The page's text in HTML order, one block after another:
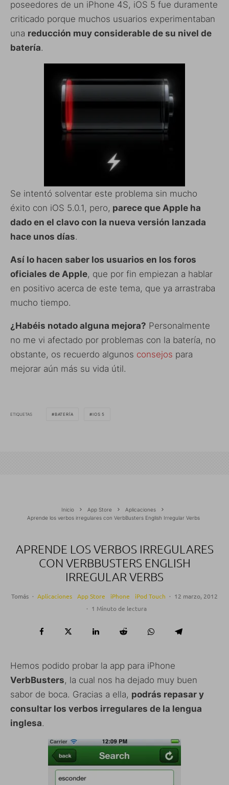
poseedores de un iPhone 4S, iOS 5 fue duramente
criticado porque muchos usuarios experimentaban
una reducción muy considerable de su nivel de
batería.
Se intentó solventar este problema sin mucho
éxito con iOS 5.0.1, pero, parece que Apple ha
dado en el clavo con la nueva versión lanzada
hace unos días.
Así lo hacen saber los usuarios en los foros
oficiales de Apple, que por fin empiezan a hablar
en positivo acerca de este tema, que ya arrastraba
mucho tiempo.
¿Habéis notado alguna mejora? Personalmente
no me vi afectado por problemas con la batería, no
obstante, os recuerdo algunos consejos para
mejorar aún más su vida útil.
ETIQUETAS BATERÍA IOS 5
Inicio App Store
Aplicaciones
Aprende los verbos irregulares con VerbBusters English Irregular Verbs
APRENDE LOS VERBOS IRREGULARES
CON VERBBUSTERS ENGLISH
IRREGULAR VERBS
Tomás · Aplicaciones App Store iPhone iPod Touch · 12 marzo, 2012
· 1 Minuto de lectura
Hemos podido probar la app para iPhone
VerbBusters, la cual nos ha dejado muy buen
sabor de boca. Gracias a ella, podrás repasar y
consultar los verbos irregulares de la lengua
inglesa.